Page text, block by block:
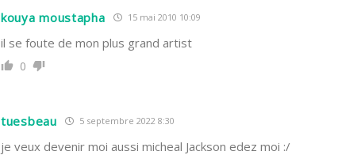
kouya moustapha 15 mai 2010 10:09
il se foute de mon plus grand artist
0
tuesbeau 5 septembre 2022 8:30
je veux devenir moi aussi micheal Jackson edez moi :/